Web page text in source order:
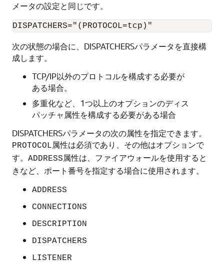
メータの設定と同じです。
次の状態の場合に、DISPATCHERSパラメータを直接構
成します。
TCP/IP以外のプロトコルを構成する必要が
ある場合。
多重化など、1つ以上のオプションのディス
パッチャ属性を構成する必要がある場合
DISPATCHERSパラメータの次の属性を指定できます。
PROTOCOL属性は必須であり、その他はオプションで
す。 ADDRESS属性は、ファイアウォールを使用すると
きなど、ポート番号を指定する場合に使用されます。
ADDRESS
CONNECTIONS
DESCRIPTION
DISPATCHERS
LISTENER